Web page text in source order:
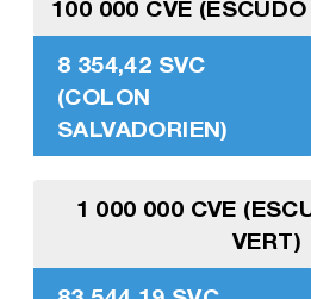
100 000 CVE
8 354,42 SVC
(COLON
SALVADORIEN)
1 000 000 CVE
VERT)